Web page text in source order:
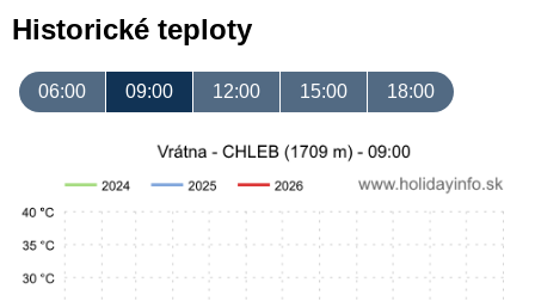
Historické teploty
06:00 09:00 12:00 15:00 18:00